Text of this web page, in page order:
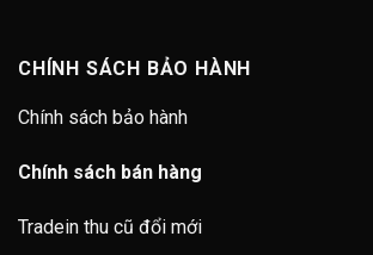
CHÍNH SÁCH BẢO HÀNH
Chính sách bảo hành
Chính sách bán hàng
Tradein thu cũ đổi mới